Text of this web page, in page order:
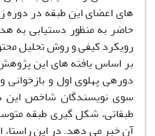
های اعضای این طبقه در
حاضر به منظور دستیابی به
رویکرد کیفی و روش تحلیل
بر اساس یافته ­های این
دوره­ی پهلوی اول و
سوی نویسندگان شاخص این
طبقاتی، شکل ­گیری طبقه­
آن خبر می دهد. در این راستا،